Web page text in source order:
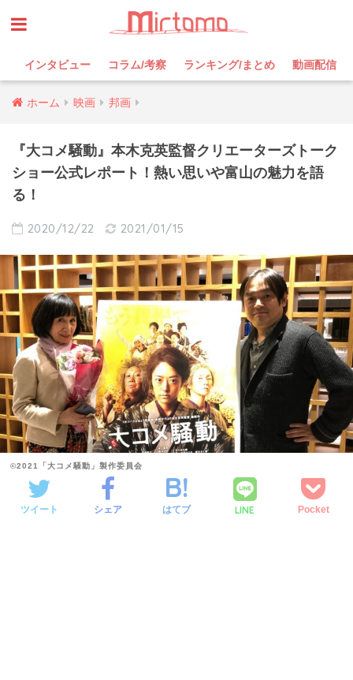
インタビュー コラム/考察 ランキング/まとめ 動画配信
ホーム 映画 邦画
『大コメ騒動』本木克英監督クリエーターズトーク
ショー公式レポート！熱い思いや富山の魅力を語
る！
2020/12/22 2021/01/15
©︎2021「大コメ騒動」製作委員会
ツイート シェア はてブ LINE Pocket